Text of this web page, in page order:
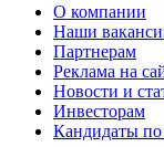
О компании
Наши
Партнерам
Реклама на
Новости и
Инвесторам
Кандидаты